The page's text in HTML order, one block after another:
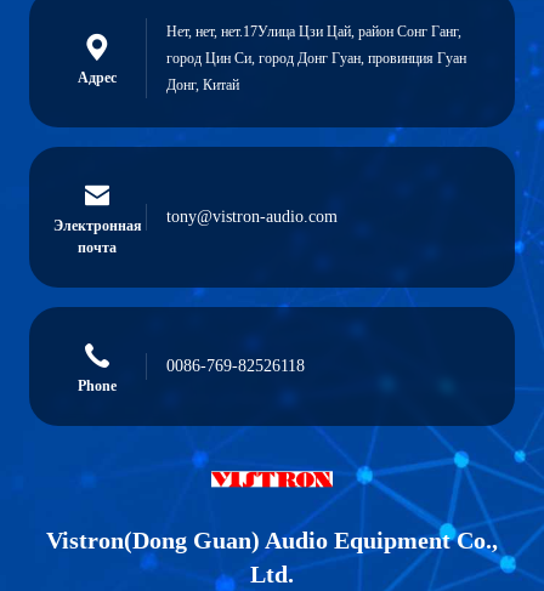
Адрес
Нет, нет, нет.17Улица Цзи Цай, район Сонг Ганг,
город Цин Си, город Донг Гуан, провинция Гуан
Донг, Китай
Электронная
почта
tony@vistron-audio.com
Phone
0086-769-82526118
Vistron(Dong Guan) Audio Equipment Co.,
Ltd.